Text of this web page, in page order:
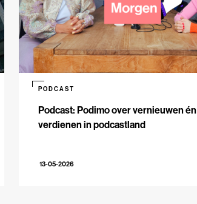
Podcast: Podimo over vernieuwen én
verdienen in podcastland
PODCAST
13-05-2026